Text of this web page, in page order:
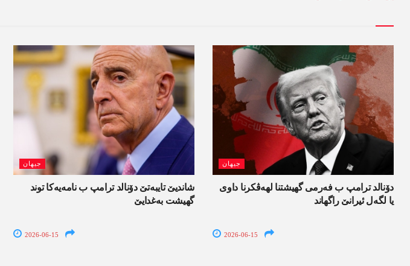
جیھان
شاندیێ تایبەتێ دۆنالد ترامپ ب نامەیەکا توند
گھیشت بەغدایێ
2026-06-15
جیھان
دۆنالد ترامپ ب فەرمی گھیشتنا لھەڤکرنا داوی
یا لگەل ئیرانێ راگھاند
2026-06-15